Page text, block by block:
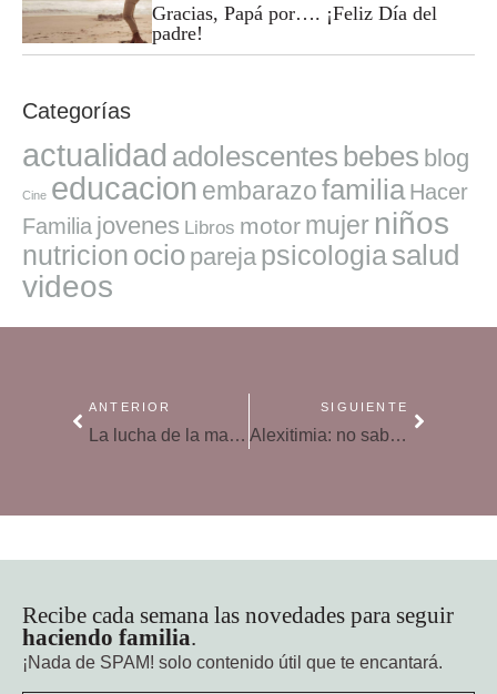
Gracias, Papá por…. ¡Feliz Día del
padre!
Categorías
actualidad adolescentes bebes blog
Cine educacion embarazofamilia Hacer
Familia jovenes Libros motor mujer niños
nutricion ocio pareja psicologiasalud
videos
ANTERIOR
La lucha de la maternidad
SIGUIENTE
Alexitimia: no saber qué sentimos
Recibe cada semana las novedades para seguir
haciendo familia.
¡Nada de SPAM! solo contenido útil que te encantará.